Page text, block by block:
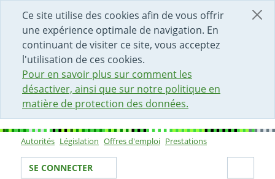
Ce site utilise des cookies afin de vous offrir
une expérience optimale de navigation. En
continuant de visiter ce site, vous acceptez
l'utilisation de ces cookies.
Pour en savoir plus sur comment les
désactiver, ainsi que sur notre politique en
matière de protection des données.
DÉBUT DU CONTENU DE LA PAGE
ACCÈS AU CHAMP DE RECHERCHE
PAGE D'ACCUEIL
FORMULAIRE DE CONTACT
Sous-navigation
Autorités Législation Offres d'emploi Prestations
Votre identité
SE CONNECTER